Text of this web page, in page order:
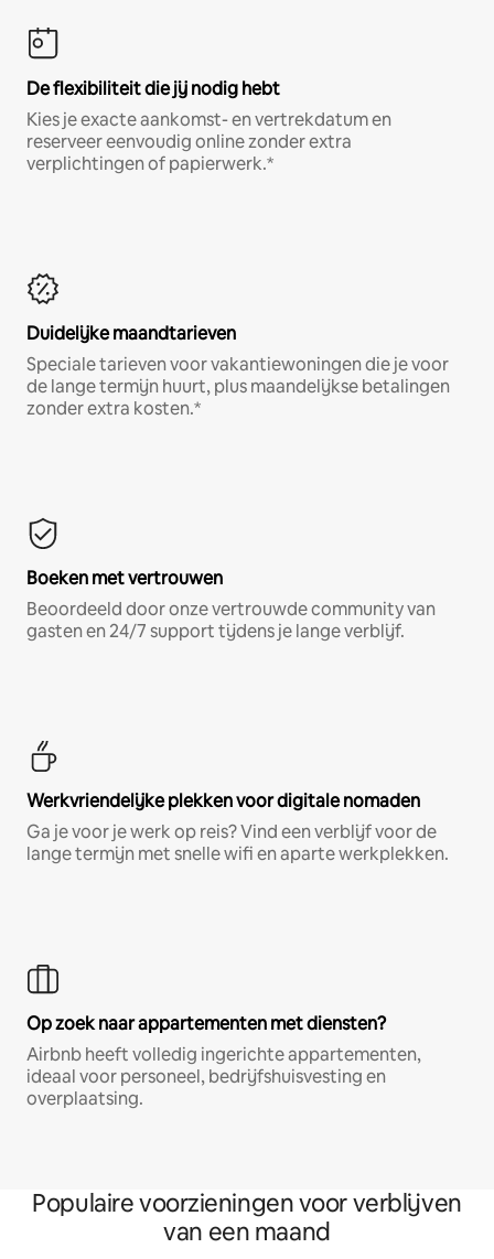
De flexibiliteit die jij nodig hebt
Kies je exacte aankomst- en vertrekdatum en
reserveer eenvoudig online zonder extra
verplichtingen of papierwerk.*
Duidelijke maandtarieven
Speciale tarieven voor vakantiewoningen die je voor
de lange termijn huurt, plus maandelijkse betalingen
zonder extra kosten.*
Boeken met vertrouwen
Beoordeeld door onze vertrouwde community van
gasten en 24/7 support tijdens je lange verblijf.
Werkvriendelijke plekken voor digitale nomaden
Ga je voor je werk op reis? Vind een verblijf voor de
lange termijn met snelle wifi en aparte werkplekken.
Op zoek naar appartementen met diensten?
Airbnb heeft volledig ingerichte appartementen,
ideaal voor personeel, bedrijfshuisvesting en
overplaatsing.
Populaire voorzieningen voor verblijven
van een maand